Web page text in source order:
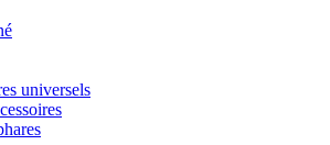
universels